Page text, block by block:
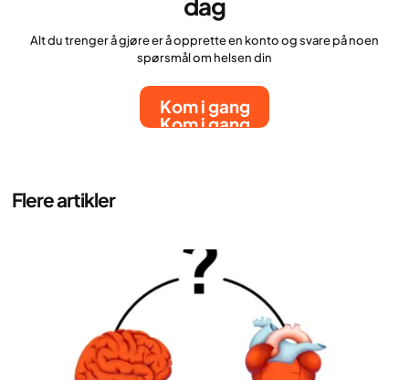
dag
Alt du trenger å gjøre er å opprette en konto og svare på noen
spørsmål om helsen din
Kom i gang
Kom i gang
Flere artikler